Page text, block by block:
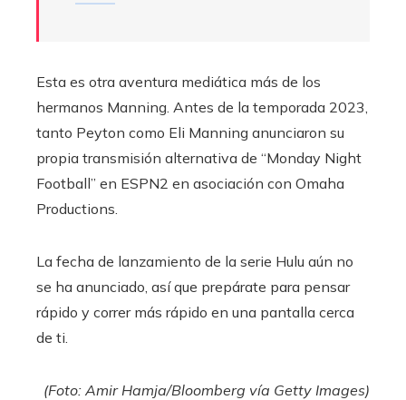
Esta es otra aventura mediática más de los
hermanos Manning. Antes de la temporada 2023,
tanto Peyton como Eli Manning anunciaron su
propia transmisión alternativa de “Monday Night
Football” en ESPN2 en asociación con Omaha
Productions.
La fecha de lanzamiento de la serie Hulu aún no
se ha anunciado, así que prepárate para pensar
rápido y correr más rápido en una pantalla cerca
de ti.
(Foto: Amir Hamja/Bloomberg vía Getty Images)